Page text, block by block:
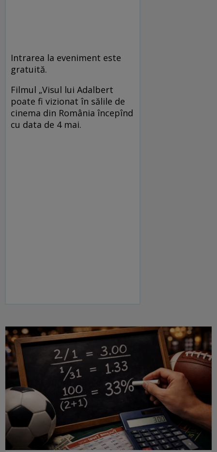
Intrarea la eveniment este
gratuită.
Filmul „Visul lui Adalbert
poate fi vizionat în sălile de
cinema din România începînd
cu data de 4 mai.